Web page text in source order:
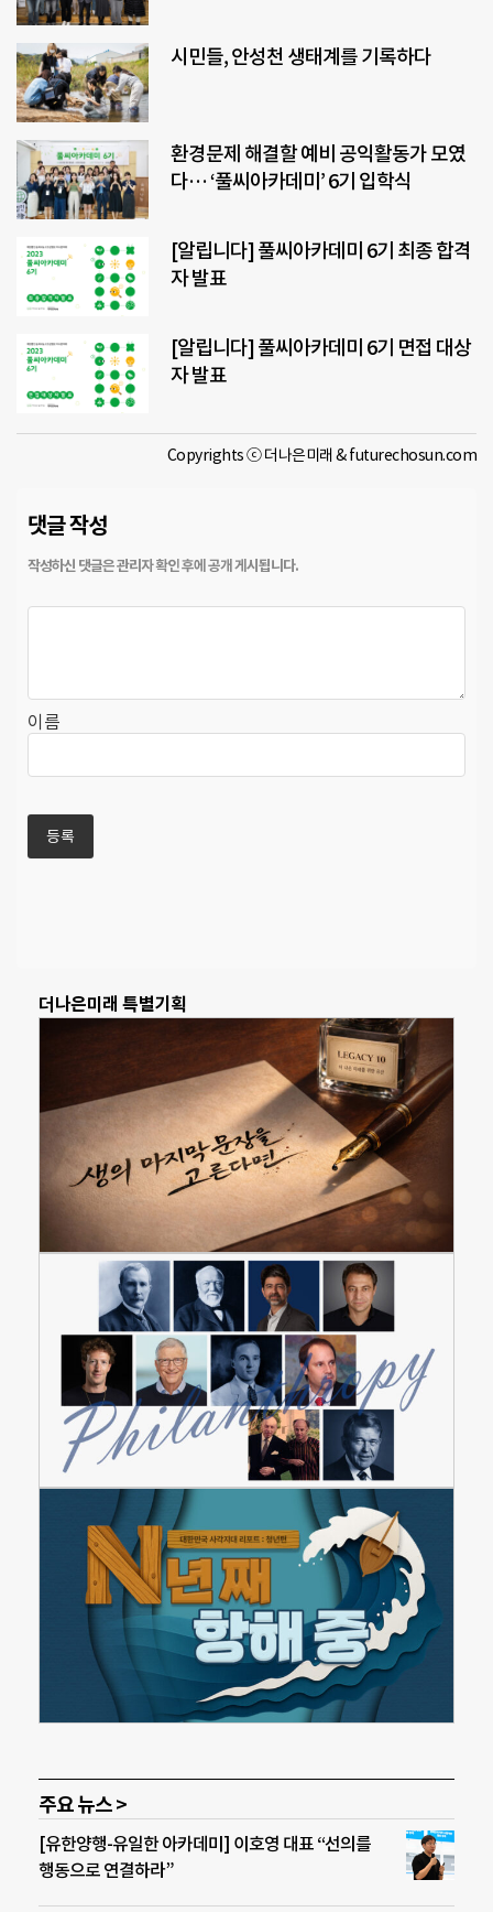
시민들, 안성천 생태계를 기록하다
환경문제 해결할 예비 공익활동가 모였
다… ‘풀씨아카데미’ 6기 입학식
[알립니다] 풀씨아카데미 6기 최종 합격
자 발표
[알립니다] 풀씨아카데미 6기 면접 대상
자 발표
Copyrights ⓒ 더나은미래 & futurechosun.com
댓글 작성
이름
더나은미래 특별기획
주요 뉴스 >
[유한양행-유일한 아카데미] 이호영 대표 “선의를
행동으로 연결하라”